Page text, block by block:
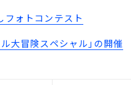
フォトコンテスト
大冒険スペシャル」の開催